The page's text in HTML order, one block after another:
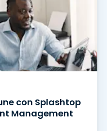
con Splashtop
Management